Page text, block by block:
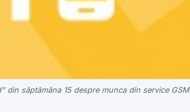
din săptămâna 15 despre munca din service GSM